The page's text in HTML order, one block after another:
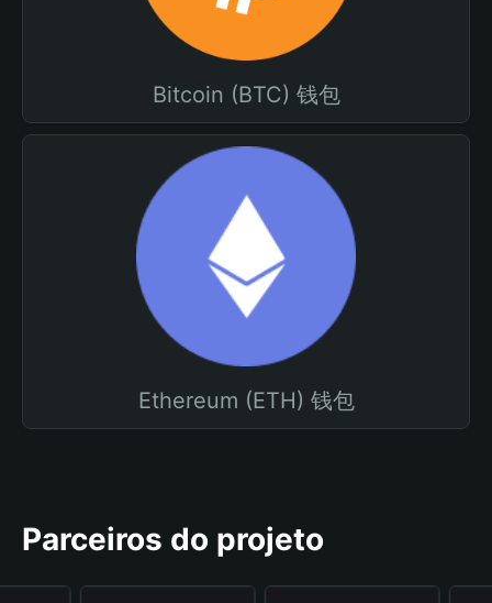
Bitcoin (BTC) 钱包
Ethereum (ETH) 钱包
Parceiros do projeto